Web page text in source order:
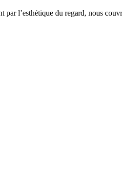
l’esthétique du regard, nous